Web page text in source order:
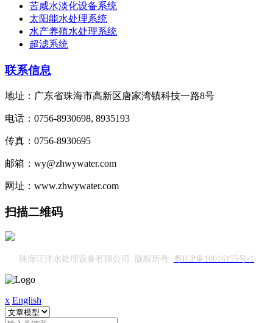
苦咸水淡化设备系统
太阳能水处理系统
水产养殖水处理系统
超滤系统
联系信息
地址：广东省珠海市高新区唐家湾镇科技一路8号
电话：0756-8930698, 8935193
传真：0756-8930695
邮箱：wy@zhwywater.com
网址：www.zhwywater.com
扫描二维码
珠海汪洋水处理设备有限公司 版权所有 粤ICP备10016155号-1
x English